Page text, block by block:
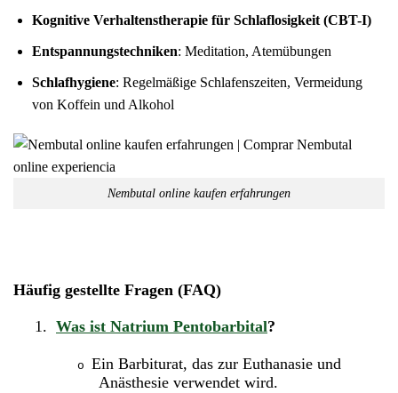
Kognitive Verhaltenstherapie für Schlaflosigkeit (CBT-I)
Entspannungstechniken: Meditation, Atemübungen
Schlafhygiene: Regelmäßige Schlafenszeiten, Vermeidung
von Koffein und Alkohol
Nembutal online kaufen erfahrungen
Häufig gestellte Fragen (FAQ)
1. Was ist Natrium Pentobarbital?
o Ein Barbiturat, das zur Euthanasie und
Anästhesie verwendet wird.